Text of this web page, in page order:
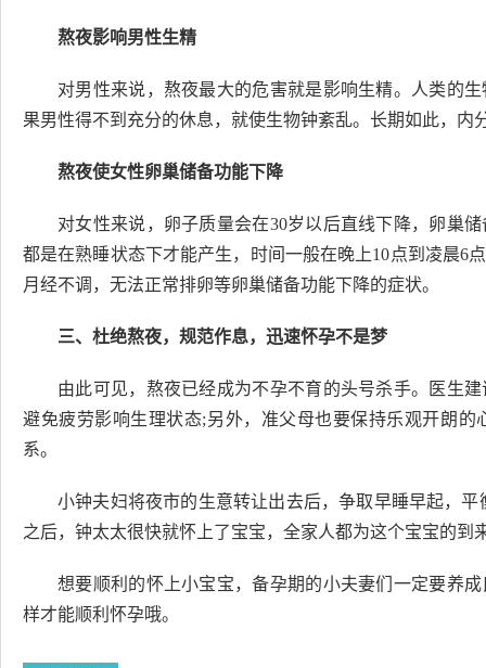
熬夜影响男性生精
对男性来说，熬夜最大的危害就是影响生精。人类的
果男性得不到充分的休息，就使生物钟紊乱。长期如此，内
熬夜使女性卵巢储备功能下降
对女性来说，卵子质量会在30岁以后直线下降，卵巢
都是在熟睡状态下才能产生，时间一般在晚上10点到凌晨6
月经不调，无法正常排卵等卵巢储备功能下降的症状。
三、杜绝熬夜，规范作息，迅速怀孕不是梦
由此可见，熬夜已经成为不孕不育的头号杀手。医生
避免疲劳影响生理状态;另外，准父母也要保持乐观开朗的
系。
小钟夫妇将夜市的生意转让出去后，争取早睡早起，
之后，钟太太很快就怀上了宝宝，全家人都为这个宝宝的到
想要顺利的怀上小宝宝，备孕期的小夫妻们一定要养
样才能顺利怀孕哦。